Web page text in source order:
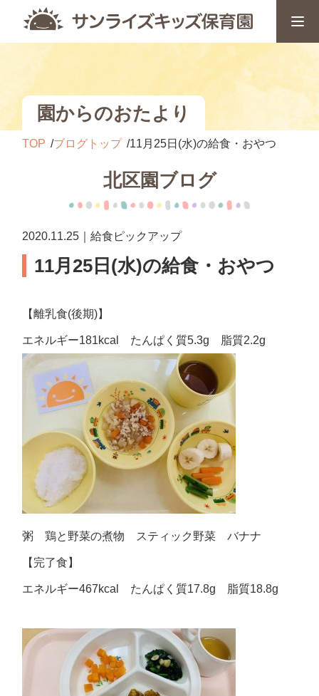
園からのおたより
TOP ブログトップ 11月25日(水)の給食・おやつ
北区園ブログ
2020.11.25｜給食ピックアップ
11月25日(水)の給食・おやつ
【離乳食(後期)】
エネルギー181kcal たんぱく質5.3g 脂質2.2g
粥 鶏と野菜の煮物 スティック野菜 バナナ
【完了食】
エネルギー467kcal たんぱく質17.8g 脂質18.8g